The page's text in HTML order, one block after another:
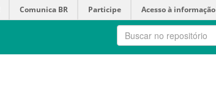
Comunica BR Participe Acesso à informação